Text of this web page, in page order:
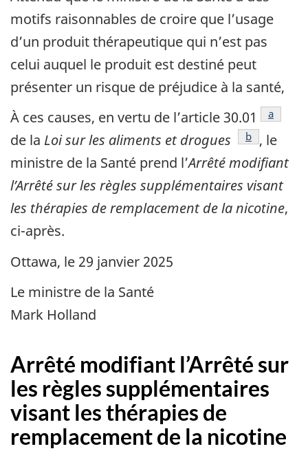
motifs raisonnables de croire que l’usage
d’un produit thérapeutique qui n’est pas
celui auquel le produit est destiné peut
présenter un risque de préjudice à la santé,
À ces causes, en vertu de l’article 30.01
a
de la Loi sur les aliments et drogues référence
b , le
ministre de la Santé prend l’Arrêté modifiant
l’Arrêté sur les règles supplémentaires visant
les thérapies de remplacement de la nicotine,
ci-après.
Ottawa, le 29 janvier 2025
Le ministre de la Santé
Mark Holland
Arrêté modifiant l’Arrêté sur
les règles supplémentaires
visant les thérapies de
remplacement de la nicotine